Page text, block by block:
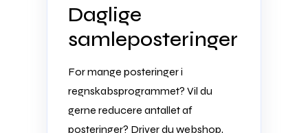
Daglige
samleposteringer
For mange posteringer i
regnskabsprogrammet? Vil du
gerne reducere antallet af
posteringer? Driver du webshop,